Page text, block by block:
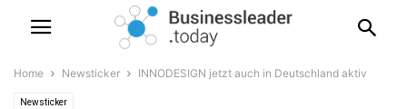
Home Newsticker INNODESIGN jetzt auch in Deutschland aktiv
Newsticker